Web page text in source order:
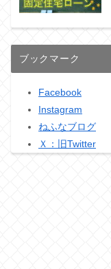
ブックマーク
Facebook
Instagram
ねふなブログ
Ｘ：旧Twitter